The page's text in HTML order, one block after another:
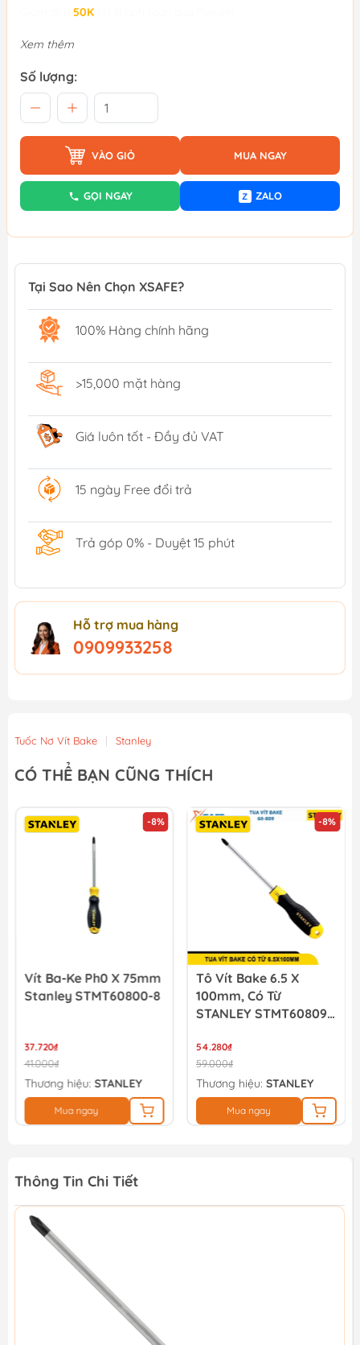
50K
Xem thêm
Số lượng:
VÀO GIỎ MUA NGAY
GỌI NGAY Z ZALO
Tại Sao Nên Chọn XSAFE?
100% Hàng chính hãng
>15,000 mặt hàng
Giá luôn tốt - Đầy đủ VAT
15 ngày Free đổi trả
Trả góp 0% - Duyệt 15 phút
Hỗ trợ mua hàng
0909933258
Tuốc Nơ Vít Bake | Stanley
CÓ THỂ BẠN CŨNG THÍCH
-8%
Vít Ba-Ke Ph0 X 75mm
Stanley STMT60800-8
37.720₫
41.000₫
Thương hiệu: STANLEY
Mua ngay
-8%
Tô Vít Bake 6.5 X
100mm, Có Từ
STANLEY STMT60809-
54.280₫
59.000₫
Thương hiệu: STANLEY
Mua ngay
Thông Tin Chi Tiết